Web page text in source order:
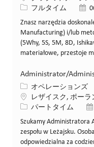
役職フルタイム 投
Znasz narzędzia
Manufacturing) i/lub
(5Why, 5S, 5M, 8D,
materiałowe, przestoje
Administrator/
カテゴリー
オペレーションズ
場所レザイスク, ポーラ
役職パートタイム
Szukamy Administratora
zespołu w Leżajsku.
odpowiedzialna za